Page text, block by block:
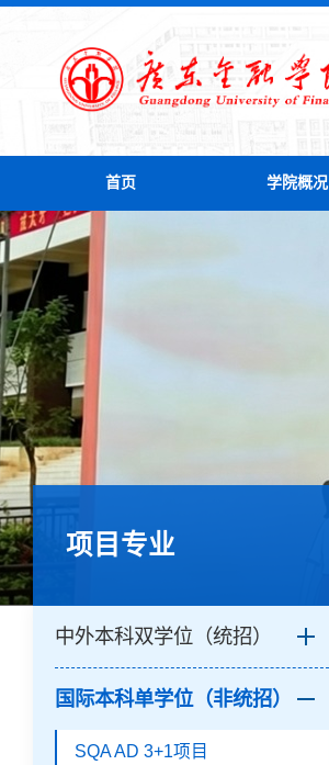
首页 学院概况
项目专业
中外本科双学位（统招）
国际本科单学位（非统招）
SQA AD 3+1项目